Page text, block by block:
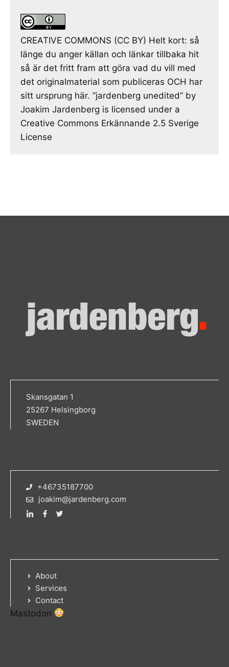
CREATIVE COMMONS (CC BY) Helt kort: så
länge du anger källan och länkar tillbaka hit
så är det fritt fram att göra vad du vill med
det originalmaterial som publiceras OCH har
sitt ursprung här. ”jardenberg unedited” by
Joakim Jardenberg is licensed under a
Creative Commons Erkännande 2.5 Sverige
License
Skansgatan 1
25267 Helsingborg
SWEDEN
+46735187700
joakim@jardenberg.com
About
Services
Contact
Mastodon